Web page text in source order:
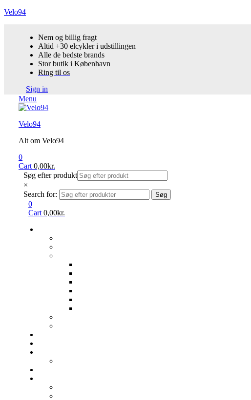
Velo94
Nem og billig fragt
Altid +30 elcykler i udstillingen
Alle de bedste brands
Stor butik i København
Ring til os
Sign in
Menu
Velo94
Alt om Velo94
0
Cart 0,00kr.
Søg efter produkt
×
Search for:
Søg
0
Cart 0,00kr.